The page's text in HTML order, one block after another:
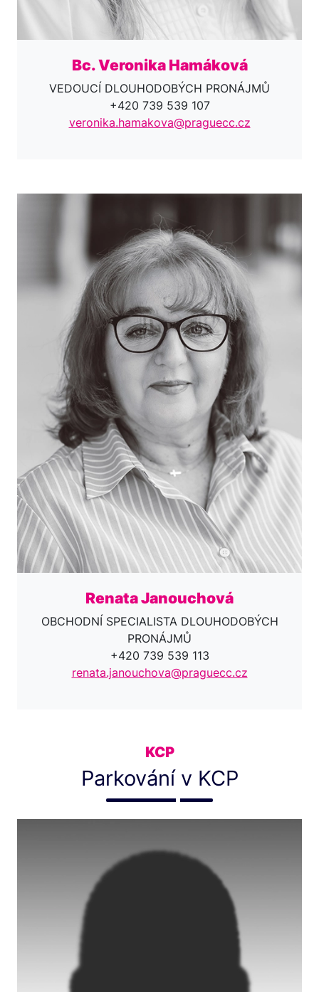
Bc. Veronika Hamáková
VEDOUCÍ DLOUHODOBÝCH PRONÁJMŮ
+420 739 539 107
veronika.hamakova@praguecc.cz
Renata Janouchová
OBCHODNÍ SPECIALISTA DLOUHODOBÝCH
PRONÁJMŮ
+420 739 539 113
renata.janouchova@praguecc.cz
KCP
Parkování v KCP